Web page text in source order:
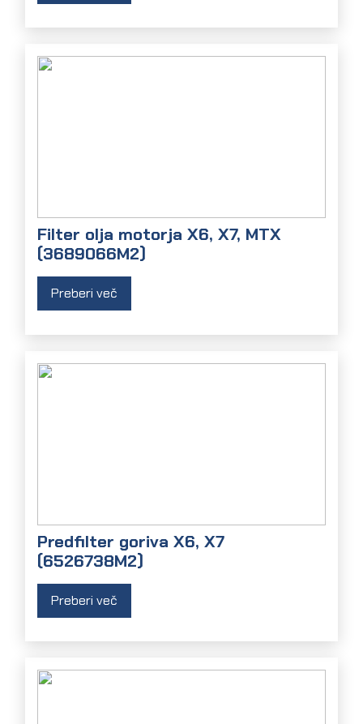
Filter olja motorja X6, X7, MTX
(3689066M2)
Preberi več
Predfilter goriva X6, X7
(6526738M2)
Preberi več